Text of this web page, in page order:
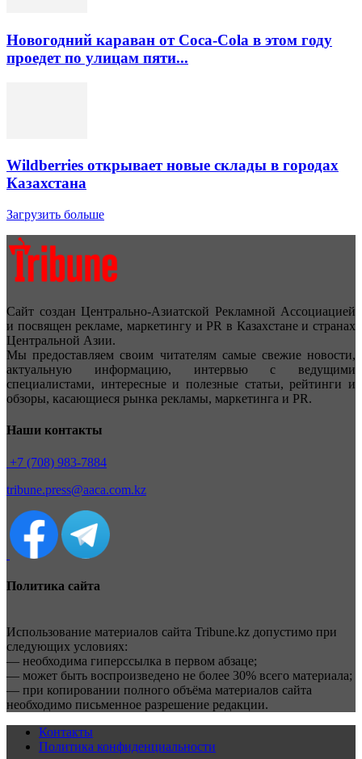
Новогодний караван от Coca-Cola в этом году
проедет по улицам пяти...
Wildberries открывает новые склады в городах
Казахстана
Загрузить больше
Сайт создан Центрально-Азиатской Рекламной Ассоциацией
и посвящен рекламе, маркетингу и PR в Казахстане и странах
Центральной Азии.
Мы предоставляем своим читателям самые свежие новости,
актуальную информацию, интервью с ведущими
специалистами, интересные и полезные статьи, рейтинги и
обзоры, касающиеся рынка рекламы, маркетинга и PR.
Наши контакты
+7 (708) 983-7884
tribune.press@aaca.com.kz
Политика сайта
Использование материалов сайта Tribune.kz допустимо при
следующих условиях:
— необходима гиперссылка в первом абзаце;
— может быть воспроизведено не более 30% всего материала;
— при копировании полного объёма материалов сайта
необходимо письменное разрешение редакции.
Контакты
Политика конфиденциальности